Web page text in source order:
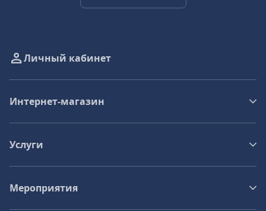
Личный кабинет
Интернет-магазин
Услуги
Мероприятия